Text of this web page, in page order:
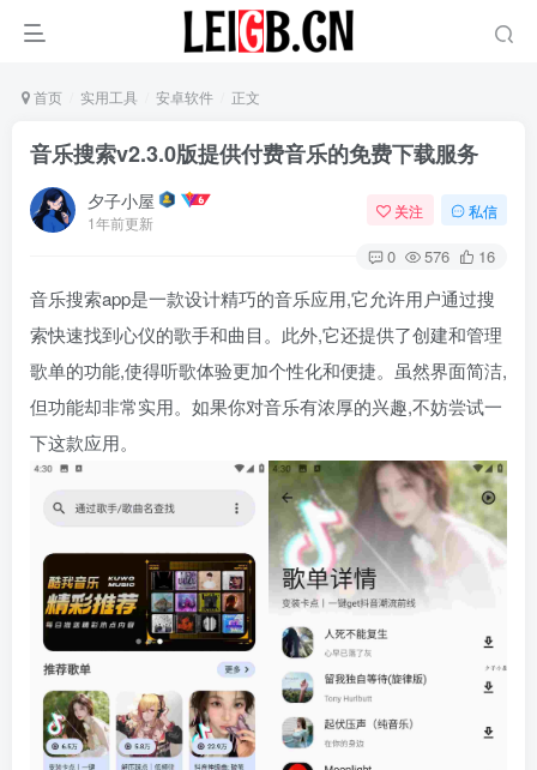
首页 实用工具 安卓软件 正文
音乐搜索v2.3.0版提供付费音乐的免费下载服务
夕子小屋
1年前更新
关注 私信
0 576 16
音乐搜索app是一款设计精巧的音乐应用,它允许用户通过搜
索快速找到心仪的歌手和曲目。此外,它还提供了创建和管理
歌单的功能,使得听歌体验更加个性化和便捷。虽然界面简洁,
但功能却非常实用。如果你对音乐有浓厚的兴趣,不妨尝试一
下这款应用。